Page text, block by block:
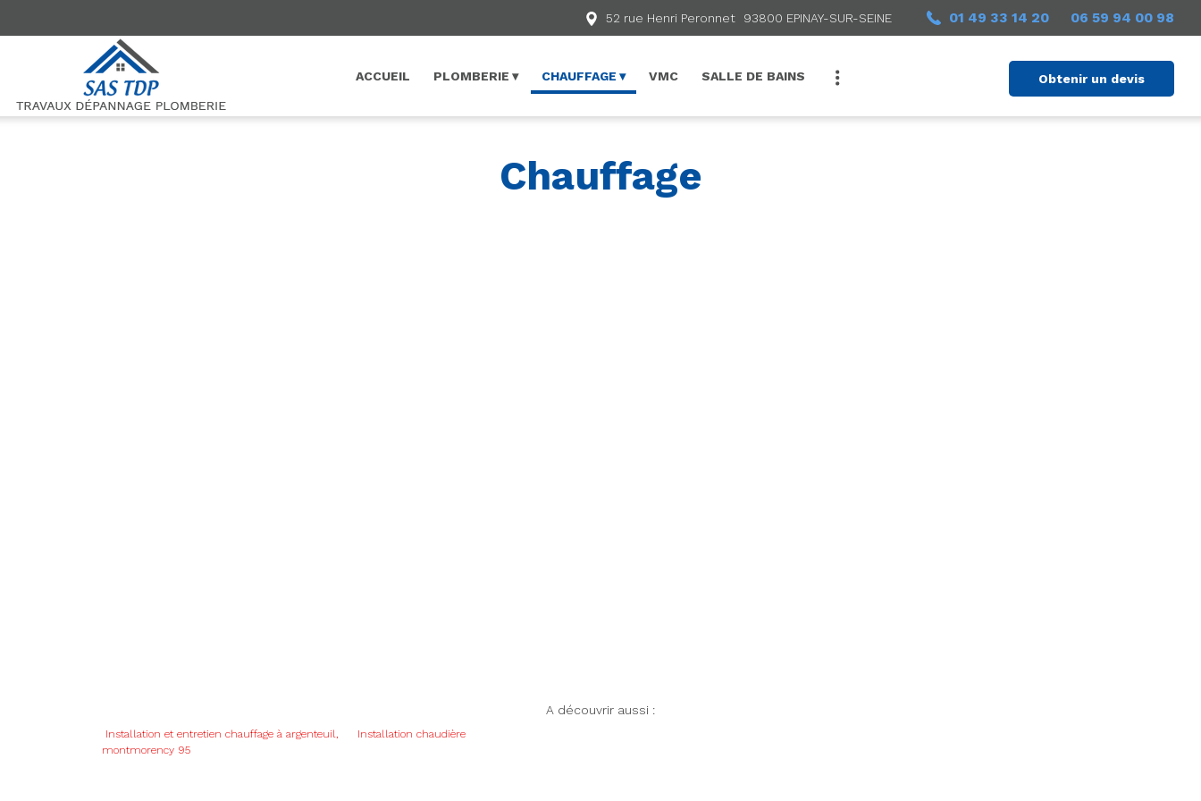
Obtenir un devis
52 rue Henri Peronnet 93800 EPINAY-SUR-SEINE 01 49 33 14 20 06 59 94 00 98
ACCUEIL PLOMBERIE CHAUFFAGE VMC SALLE DE BAINS
Chauffage
A découvrir aussi :
Installation et entretien chauffage à argenteuil,
montmorency 95
Installation chaudière